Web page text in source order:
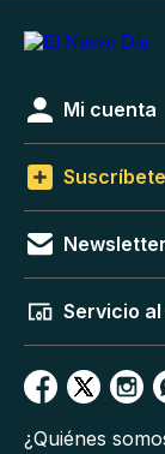
Mi cuenta
Suscríbete
Servicio
¿Quiénes